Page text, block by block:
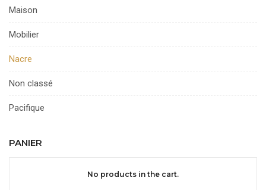
Maison
Mobilier
Nacre
Non classé
Pacifique
PANIER
No products in the cart.